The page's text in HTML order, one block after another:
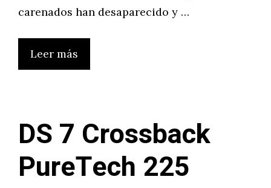
carenados han desaparecido y …
Leer más
DS 7 Crossback
PureTech 225